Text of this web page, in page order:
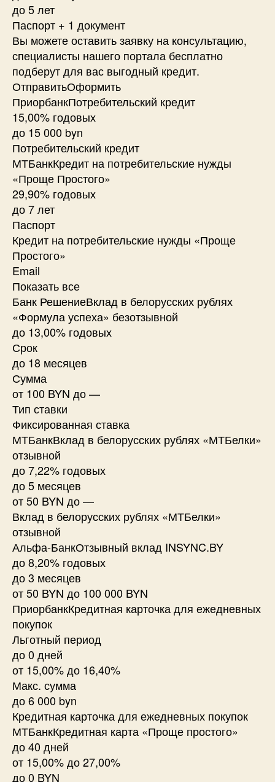
до 5 лет
Паспорт + 1 документ
Вы можете оставить заявку на консультацию,
специалисты нашего портала бесплатно
подберут для вас выгодный кредит.
ОтправитьОформить
ПриорбанкПотребительский кредит
15,00% годовых
до 15 000 byn
Потребительский кредит
МТБанкКредит на потребительские нужды
«Проще Простого»
29,90% годовых
до 7 лет
Паспорт
Кредит на потребительские нужды «Проще
Простого»
Email
Показать все
Банк РешениеВклад в белорусских рублях
«Формула успеха» безотзывной
до 13,00% годовых
Срок
до 18 месяцев
Сумма
от 100 BYN до —
Тип ставки
Фиксированная ставка
МТБанкВклад в белорусских рублях «МТБелки»
отзывной
до 7,22% годовых
до 5 месяцев
от 50 BYN до —
Вклад в белорусских рублях «МТБелки»
отзывной
Альфа-БанкОтзывный вклад INSYNC.BY
до 8,20% годовых
до 3 месяцев
от 50 BYN до 100 000 BYN
ПриорбанкКредитная карточка для ежедневных
покупок
Льготный период
до 0 дней
от 15,00% до 16,40%
Макс. сумма
до 6 000 byn
Кредитная карточка для ежедневных покупок
МТБанкКредитная карта «Проще простого»
до 40 дней
от 15,00% до 27,00%
до 0 BYN